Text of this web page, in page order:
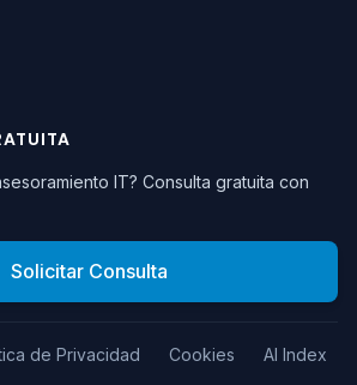
IT? Consulta gratuita con
Solicitar Consulta
de Privacidad Cookies AI Index